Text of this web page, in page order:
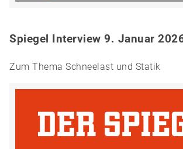
Spiegel Interview 9. Januar
Zum Thema Schneelast und Statik